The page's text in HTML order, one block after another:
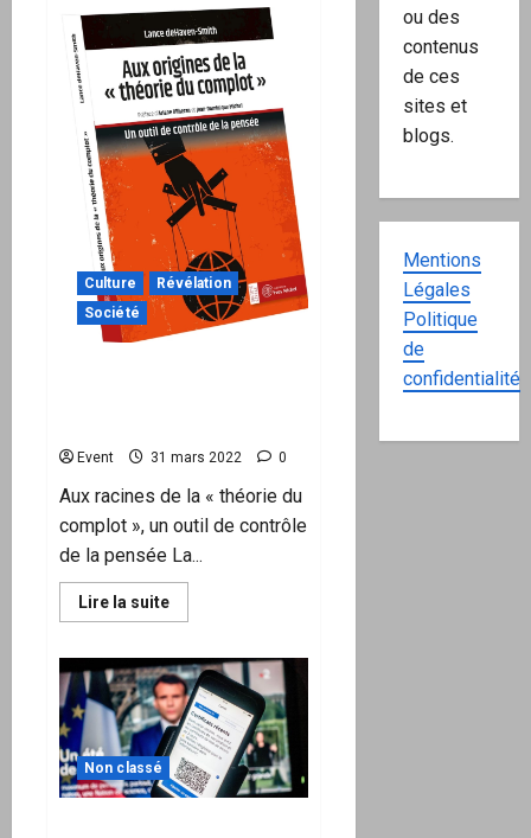
À
la
rencontre
des
plantes
comestibles
et
médicinales
Culture
Révélation
Société
Event 31 mars 2022 0
Aux racines de la « théorie du
complot », un outil de contrôle
de la pensée La...
Lire la suiteEn
savoir
Préface
d’un
livre
sur
« la
théorie
du
complot »
avec
Non classé
ou des
contenus
de ces
sites et
blogs.
Mentions
Légales
Politique
de
confidentialité